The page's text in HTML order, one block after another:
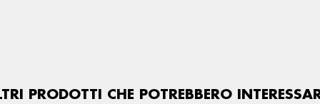
PRODOTTI CHE POTREBBERO